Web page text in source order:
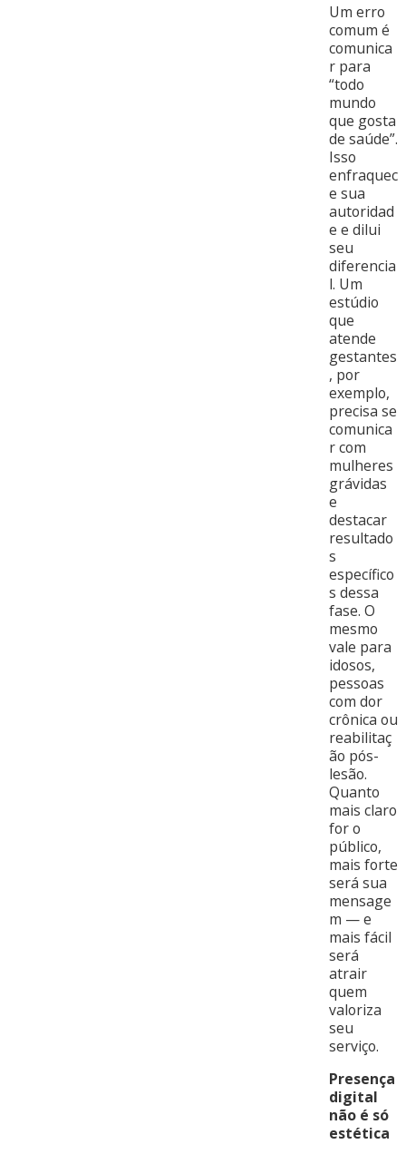
Um erro
comum é
comunica
r para
“todo
mundo
que gosta
de saúde”.
Isso
enfraquec
e sua
autoridad
e e dilui
seu
diferencia
l. Um
estúdio
que
atende
gestantes
, por
exemplo,
precisa se
comunica
r com
mulheres
grávidas
e
destacar
resultado
s
específico
s dessa
fase. O
mesmo
vale para
idosos,
pessoas
com dor
crônica ou
reabilitaç
ão pós-
lesão.
Quanto
mais claro
for o
público,
mais forte
será sua
mensage
m — e
mais fácil
será
atrair
quem
valoriza
seu
serviço.
Presença
digital
não é só
estética